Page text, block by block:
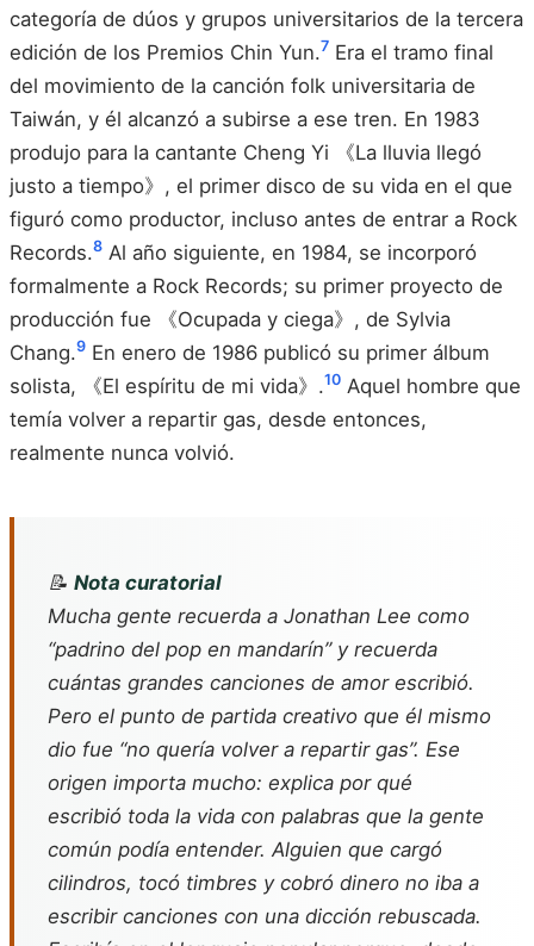
categoría de dúos y grupos universitarios de la tercera
edición de los Premios Chin Yun.7 Era el tramo final
del movimiento de la canción folk universitaria de
Taiwán, y él alcanzó a subirse a ese tren. En 1983
produjo para la cantante Cheng Yi 《La lluvia llegó
justo a tiempo》, el primer disco de su vida en el que
figuró como productor, incluso antes de entrar a Rock
Records.8 Al año siguiente, en 1984, se incorporó
formalmente a Rock Records; su primer proyecto de
producción fue 《Ocupada y ciega》, de Sylvia
Chang.9 En enero de 1986 publicó su primer álbum
solista, 《El espíritu de mi vida》.10 Aquel hombre que
temía volver a repartir gas, desde entonces,
realmente nunca volvió.
📝 Nota curatorial
Mucha gente recuerda a Jonathan Lee como
“padrino del pop en mandarín” y recuerda
cuántas grandes canciones de amor escribió.
Pero el punto de partida creativo que él mismo
dio fue “no quería volver a repartir gas”. Ese
origen importa mucho: explica por qué
escribió toda la vida con palabras que la gente
común podía entender. Alguien que cargó
cilindros, tocó timbres y cobró dinero no iba a
escribir canciones con una dicción rebuscada.